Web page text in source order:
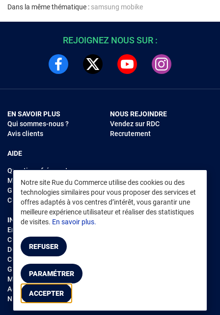
Dans la même thématique : samsung mobike
Notre site Rue du Commerce utilise des cookies ou des
technologies similaires pour vous proposer des services et
offres adaptés à vos centres d’intérêt, vous garantir une
meilleure expérience utilisateur et réaliser des statistiques
de visites. En savoir plus.
REFUSER
PARAMÉTRER
ACCEPTER
REJOIGNEZ NOUS SUR :
EN SAVOIR PLUS
Qui sommes-nous ?
Avis clients
AIDE
Questions fréquentes
Modes de règlements
Garantie et retours
Contacter Rue du Commerce
NOUS REJOINDRE
Vendez sur RDC
Recrutement
INFORMATIONS LÉGALES
Environnement
CGV /CGU Marketplace
Données personnelles
Cookies
Gérer mes cookies
Mentions légales
Accessibilité : non conforme
Notice d'accessibilité